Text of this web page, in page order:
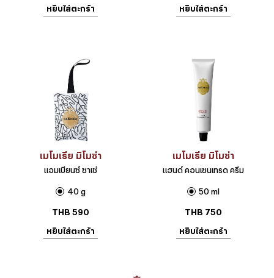
หยิบใส่ตะกร้า
หยิบใส่ตะกร้า
เมโมเรีย มิโมซ่า
แอมเบียนซ์ ซาเช่
40 g
THB590
หยิบใส่ตะกร้า
เมโมเรีย มิโมซ่า
แฮนด์ คอนเซนเทรด ครีม
50 ml
THB 750
หยิบใส่ตะกร้า